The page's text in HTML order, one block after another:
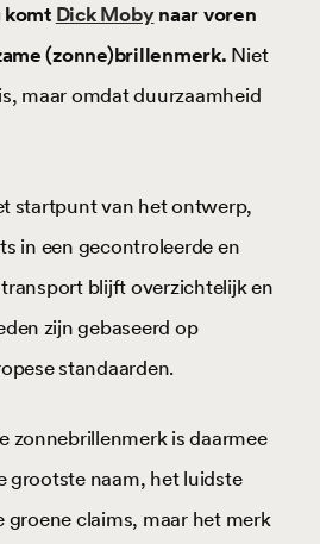
komt Dick Mobynaar voren
(zonne)brillenmerk. Niet
maar omdat duurzaamheid
startpunt van het ontwerp,
in een gecontroleerde en
blijft overzichtelijk en
zijn gebaseerd op
standaarden.
zonnebrillenmerk is daarmee
grootste naam, het luidste
groene claims, maar het merk